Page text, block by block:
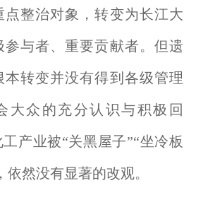
点整治对象，转变为长江大
参与者、重要贡献者。但遗
本转变并没有得到各级管理
大众的充分认识与积极回
产业被“关黑屋子”“坐冷板
依然没有显著的改观。